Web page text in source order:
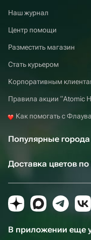
Наш журнал
Центр помощи
Разместить магазин
Стать курьером
Корпоративным
Правила акции “Atomic
Как помогать с
Популярные города
Доставка цветов
В приложении еще